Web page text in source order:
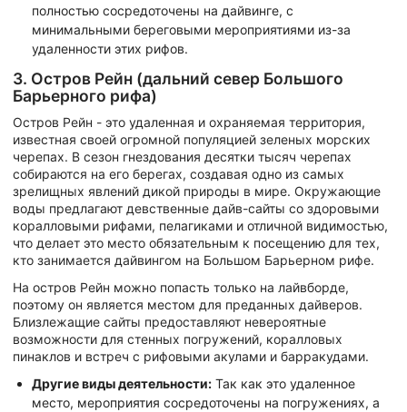
полностью сосредоточены на дайвинге, с
минимальными береговыми мероприятиями из-за
удаленности этих рифов.
3. Остров Рейн (дальний север Большого
Барьерного рифа)
Остров Рейн - это удаленная и охраняемая территория,
известная своей огромной популяцией зеленых морских
черепах. В сезон гнездования десятки тысяч черепах
собираются на его берегах, создавая одно из самых
зрелищных явлений дикой природы в мире. Окружающие
воды предлагают девственные дайв-сайты со здоровыми
коралловыми рифами, пелагиками и отличной видимостью,
что делает это место обязательным к посещению для тех,
кто занимается дайвингом на Большом Барьерном рифе.
На остров Рейн можно попасть только на лайвборде,
поэтому он является местом для преданных дайверов.
Близлежащие сайты предоставляют невероятные
возможности для стенных погружений, коралловых
пинаклов и встреч с рифовыми акулами и барракудами.
Другие виды деятельности: Так как это удаленное
место, мероприятия сосредоточены на погружениях, а